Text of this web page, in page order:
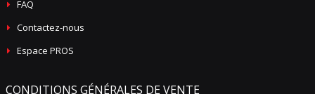
FAQ
Contactez-nous
Espace PROS
CONDITIONS GÉNÉRALES DE VENTE